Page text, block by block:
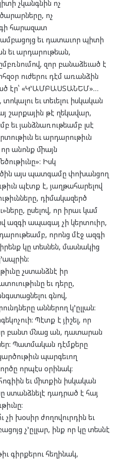
չկանգնին ոչ
ոչ
հարազատ
եւ դատաւոր պիտի
եւ արդարութեան,
զոր բանաձեւած է
ուժերու դէմ առանձին
էր՝ «Կ’ԱՄԲԱՍՏԱՆԵՄ»…
եւ տեւելու իսկական
շարքային թէ ղեկավար,
եւ յանձնառութեամբ լսէ
եւ արդարութիւն
անոնք միայն
Իսկ
այս պատգամը փոխանցող
պէտք է, յաղթահարելով
դիմակազերծ
ըսելով, որ իրաւ կամ
ազգի ապագայ չի կերտուիր,
որոնց մէջ ազգի
կը տեսնեն, մասնակից
չստանձնէ իր
եւ դերը,
գնով,
աններող կ’ըլլան:
Պէտք է յիշել, որ
բանտ մնաց ան, դատարան
Պատմական դէմքերը
պարգեւող
որպէս օրինակ:
եւ միտքին իսկական
ստանձնելէ դադրած է հայ
չի խօսիր ժողովուրդին եւ
չ’ըլլար, ինք որ կը տեսնէ
գիրքերու հեղինակ,